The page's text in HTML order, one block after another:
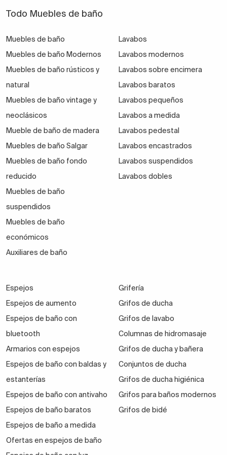
Todo Muebles de baño
Muebles de baño
Muebles de baño Modernos
Muebles de baño rústicos y
natural
Muebles de baño vintage y
neoclásicos
Mueble de baño de madera
Muebles de baño Salgar
Muebles de baño fondo
reducido
Muebles de baño
suspendidos
Muebles de baño
económicos
Auxiliares de baño
Lavabos
Lavabos modernos
Lavabos sobre encimera
Lavabos baratos
Lavabos pequeños
Lavabos a medida
Lavabos pedestal
Lavabos encastrados
Lavabos suspendidos
Lavabos dobles
Espejos
Espejos de aumento
Espejos de baño con
bluetooth
Armarios con espejos
Espejos de baño con baldas y
estanterías
Espejos de baño con antivaho
Espejos de baño baratos
Espejos de baño a medida
Ofertas en espejos de baño
Grifería
Grifos de ducha
Grifos de lavabo
Columnas de hidromasaje
Grifos de ducha y bañera
Conjuntos de ducha
Grifos de ducha higiénica
Grifos para baños modernos
Grifos de bidé